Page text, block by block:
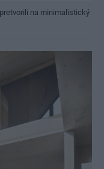
na minimalistický